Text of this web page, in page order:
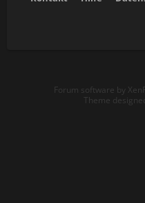
Forum software by
Theme